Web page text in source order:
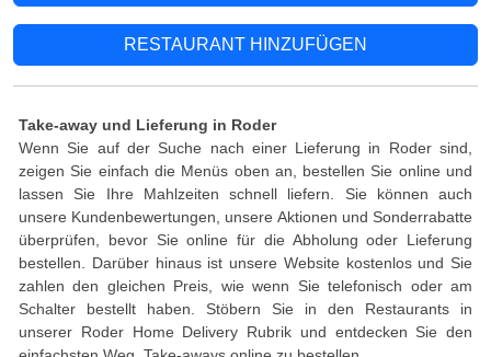
RESTAURANT HINZUFÜGEN
Take-away und Lieferung in Roder
Wenn Sie auf der Suche nach einer Lieferung in Roder sind,
zeigen Sie einfach die Menüs oben an, bestellen Sie online und
lassen Sie Ihre Mahlzeiten schnell liefern. Sie können auch
unsere Kundenbewertungen, unsere Aktionen und Sonderrabatte
überprüfen, bevor Sie online für die Abholung oder Lieferung
bestellen. Darüber hinaus ist unsere Website kostenlos und Sie
zahlen den gleichen Preis, wie wenn Sie telefonisch oder am
Schalter bestellt haben. Stöbern Sie in den Restaurants in
unserer Roder Home Delivery Rubrik und entdecken Sie den